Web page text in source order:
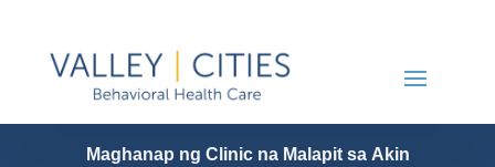
Maghanap ng Clinic na Malapit sa Akin